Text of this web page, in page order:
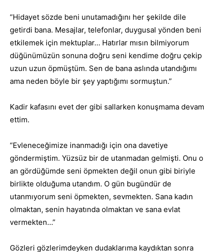
“Hidayet sözde beni unutamadığını her şekilde dile
getirdi bana. Mesajlar, telefonlar, duygusal yönden beni
etkilemek için mektuplar… Hatırlar mısın bilmiyorum
düğünümüzün sonuna doğru seni kendime doğru çekip
uzun uzun öpmüştüm. Sen de bana aslında utandığımı
ama neden böyle bir şey yaptığımı sormuştun.”
Kadir kafasını evet der gibi sallarken konuşmama devam
ettim.
“Evleneceğimize inanmadığı için ona davetiye
göndermiştim. Yüzsüz bir de utanmadan gelmişti. Onu o
an gördüğümde seni öpmekten değil onun gibi biriyle
birlikte olduğuma utandım. O gün bugündür de
utanmıyorum seni öpmekten, sevmekten. Sana kadın
olmaktan, senin hayatında olmaktan ve sana evlat
vermekten…”
Gözleri gözlerimdeyken dudaklarıma kaydıktan sonra